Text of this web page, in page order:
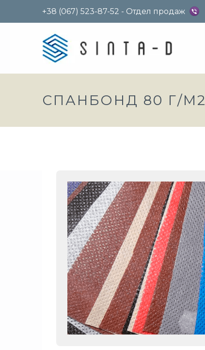
+38 (067) 523-87-52 - Отдел продаж
СПАНБОНД 80 Г/М2